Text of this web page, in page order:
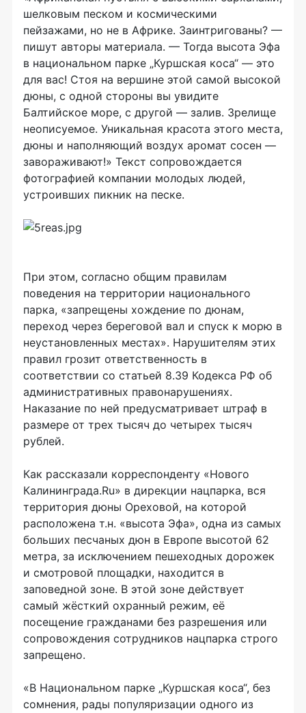
шелковым песком и космическими
пейзажами, но не в Африке. Заинтригованы? —
пишут авторы материала. — Тогда высота Эфа
в национальном парке „Куршская коса“ — это
для вас! Стоя на вершине этой самой высокой
дюны, с одной стороны вы увидите
Балтийское море, с другой — залив. Зрелище
неописуемое. Уникальная красота этого места,
дюны и наполняющий воздух аромат сосен —
завораживают!» Текст сопровождается
фотографией компании молодых людей,
устроивших пикник на песке.
При этом, согласно общим правилам
поведения на территории национального
парка, «запрещены хождение по дюнам,
переход через береговой вал и спуск к морю в
неустановленных местах». Нарушителям этих
правил грозит ответственность в
соответствии со статьей 8.39 Кодекса РФ об
административных правонарушениях.
Наказание по ней предусматривает штраф в
размере от трех тысяч до четырех тысяч
рублей.
Как рассказали корреспонденту «Нового
Калининграда.Ru» в дирекции нацпарка, вся
территория дюны Ореховой, на которой
расположена т.н. «высота Эфа», одна из самых
больших песчаных дюн в Европе высотой 62
метра, за исключением пешеходных дорожек
и смотровой площадки, находится в
заповедной зоне. В этой зоне действует
самый жёсткий охранный режим, её
посещение гражданами без разрешения или
сопровождения сотрудников нацпарка строго
запрещено.
«В Национальном парке „Куршская коса“, без
сомнения, рады популяризации одного из